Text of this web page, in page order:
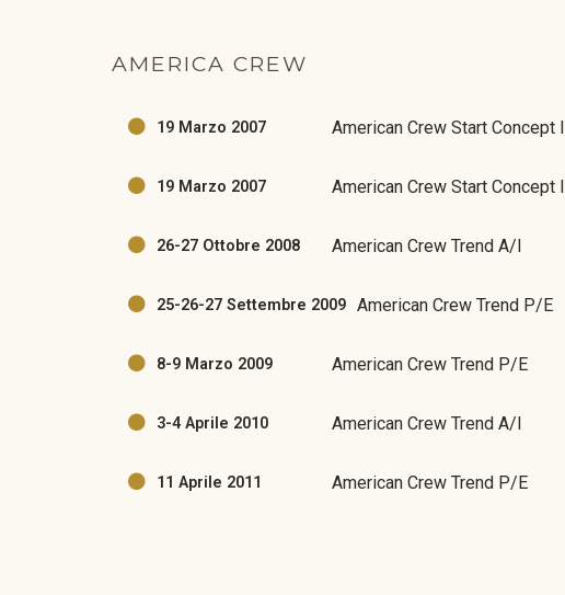
AMERICA CREW
19 Marzo 2007 American Crew Start Concept I
19 Marzo 2007 American Crew Start Concept I
26-27 Ottobre 2008 American Crew Trend A/I
25-26-27 Settembre 2009 American Crew Trend P/E
8-9 Marzo 2009 American Crew Trend P/E
3-4 Aprile 2010 American Crew Trend A/I
11 Aprile 2011 American Crew Trend P/E